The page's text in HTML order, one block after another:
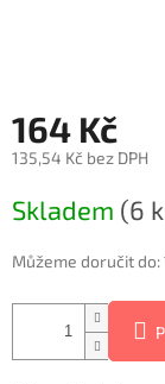
164 Kč
135,54 Kč bez DPH
cena:
Skladem (6
Můžeme doručit do: